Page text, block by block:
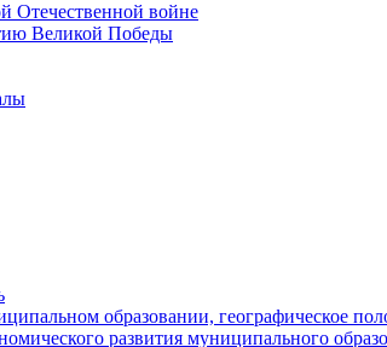
Отечественной войне
Великой Победы
образовании, географическое
развития муниципального